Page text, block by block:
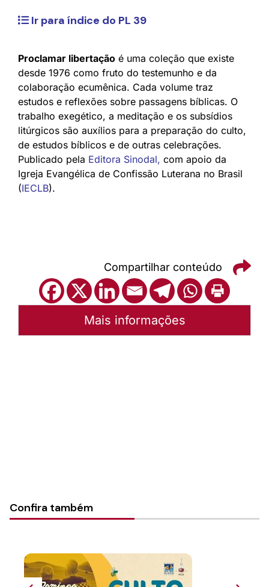
Ir para índice do PL 39
Proclamar libertação é uma coleção que existe
desde 1976 como fruto do testemunho e da
colaboração ecumênica. Cada volume traz
estudos e reflexões sobre passagens bíblicas. O
trabalho exegético, a meditação e os subsídios
litúrgicos são auxílios para a preparação do culto,
de estudos bíblicos e de outras celebrações.
Publicado pela Editora Sinodal, com apoio da
Igreja Evangélica de Confissão Luterana no Brasil
(IECLB).
Compartilhar conteúdo
Mais informações
Confira também